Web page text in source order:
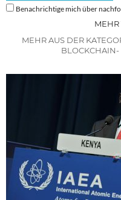
Benachrichtige mich über
MEHR
MEHR AUS DER